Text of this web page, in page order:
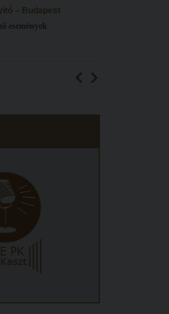
– Budapest
események